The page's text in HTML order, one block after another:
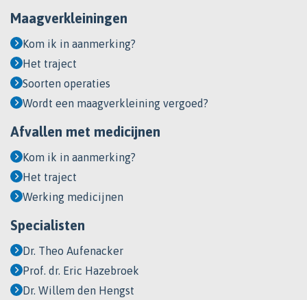
Maagverkleiningen
Kom ik in aanmerking?
Het traject
Soorten operaties
Wordt een maagverkleining vergoed?
Afvallen met medicijnen
Kom ik in aanmerking?
Het traject
Werking medicijnen
Specialisten
Dr. Theo Aufenacker
Prof. dr. Eric Hazebroek
Dr. Willem den Hengst